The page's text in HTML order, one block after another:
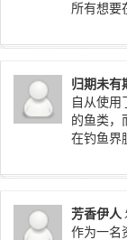
所有想要
归期未有
自从使用
的鱼类，
在钓鱼界
芳香伊人
作为一名